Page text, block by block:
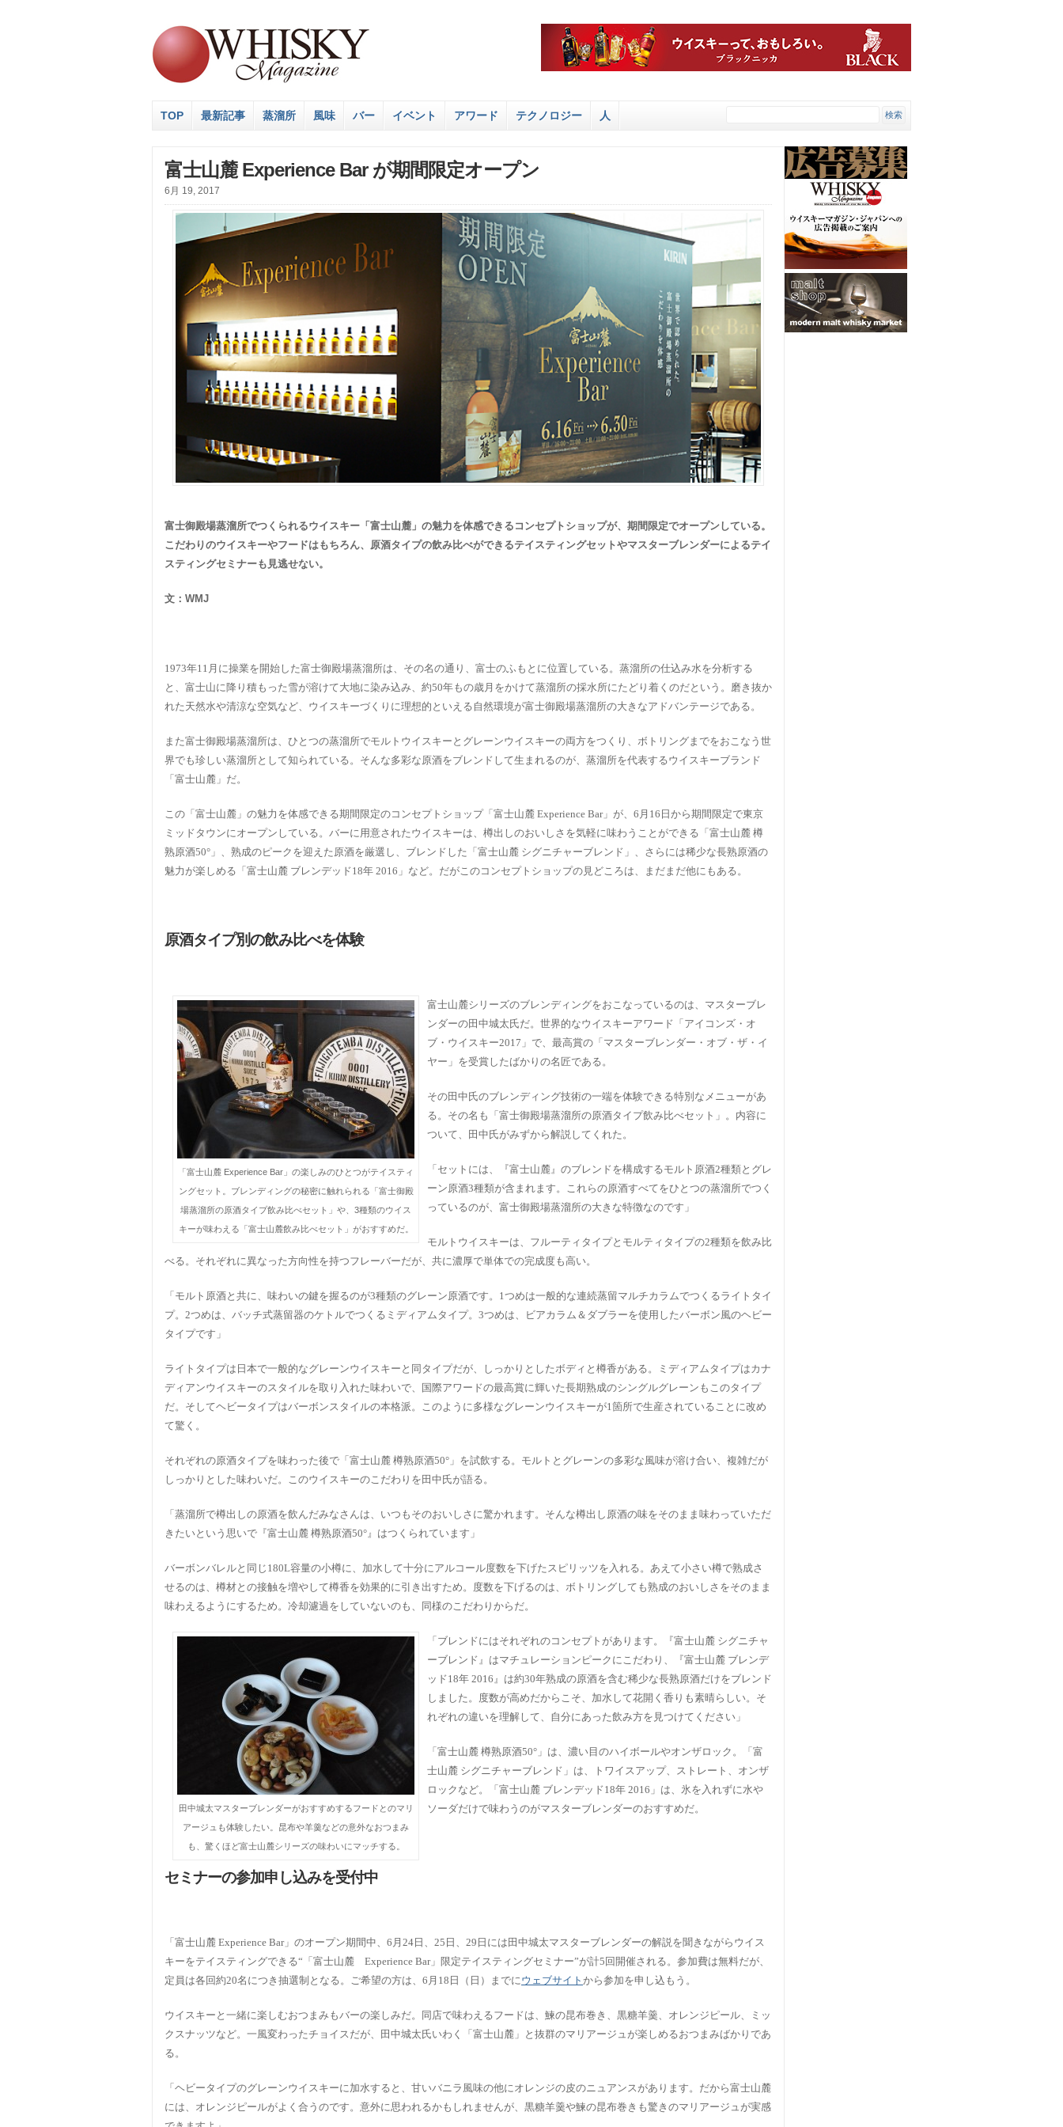
TOP 最新記事 蒸溜所 風味 バー イベント アワード テクノロジー 人
富士山麓 Experience Bar が期間限定オープン
6月 19, 2017
富士御殿場蒸溜所でつくられるウイスキー「富士山麓」の魅力を体感できるコンセプトショップが、期間限定でオープンしている。
こだわりのウイスキーやフードはもちろん、原酒タイプの飲み比べができるテイスティングセットやマスターブレンダーによるテイ
スティングセミナーも見逃せない。
文： WMJ
1973年11月に操業を開始した富士御殿場蒸溜所は、その名の通り、富士のふもとに位置している。蒸溜所の仕込み水を分析する
と、富士山に降り積もった雪が溶けて大地に染み込み、約50年もの歳月をかけて蒸溜所の採水所にたどり着くのだという。磨き抜か
れた天然水や清涼な空気など、ウイスキーづくりに理想的といえる自然環境が富士御殿場蒸溜所の大きなアドバンテージである。
また富士御殿場蒸溜所は、ひとつの蒸溜所でモルトウイスキーとグレーンウイスキーの両方をつくり、ボトリングまでをおこなう世
界でも珍しい蒸溜所として知られている。そんな多彩な原酒をブレンドして生まれるのが、蒸溜所を代表するウイスキーブランド
「富士山麓」だ。
この「富士山麓」の魅力を体感できる期間限定のコンセプトショップ「富士山麓 Experience Bar」が、6月16日から期間限定で東京
ミッドタウンにオープンしている。バーに用意されたウイスキーは、樽出しのおいしさを気軽に味わうことができる「富士山麓 樽
熟原酒50°」、熟成のピークを迎えた原酒を厳選し、ブレンドした「富士山麓 シグニチャーブレンド」、さらには稀少な長熟原酒の
魅力が楽しめる「富士山麓 ブレンデッド18年 2016」など。だがこのコンセプトショップの見どころは、まだまだ他にもある。
原酒タイプ別の飲み比べを体験
「富士山麓 Experience Bar」の楽しみのひとつがテイスティ
ングセット。ブレンディングの秘密に触れられる「富士御殿
場蒸溜所の原酒タイプ飲み比べセット」や、3種類のウイス
キーが味わえる「富士山麓飲み比べセット」がおすすめだ。
富士山麓シリーズのブレンディングをおこなっているのは、マスターブレ
ンダーの田中城太氏だ。世界的なウイスキーアワード「アイコンズ・オ
ブ・ウイスキー2017」で、最高賞の「マスターブレンダー・オブ・ザ・イ
ヤー」を受賞したばかりの名匠である。
その田中氏のブレンディング技術の一端を体験できる特別なメニューがあ
る。その名も「富士御殿場蒸溜所の原酒タイプ飲み比べセット」。内容に
ついて、田中氏がみずから解説してくれた。
「セットには、『富士山麓』のブレンドを構成するモルト原酒2種類とグレ
ーン原酒3種類が含まれます。これらの原酒すべてをひとつの蒸溜所でつく
っているのが、富士御殿場蒸溜所の大きな特徴なのです」
モルトウイスキーは、フルーティタイプとモルティタイプの2種類を飲み比
べる。それぞれに異なった方向性を持つフレーバーだが、共に濃厚で単体での完成度も高い。
「モルト原酒と共に、味わいの鍵を握るのが3種類のグレーン原酒です。1つめは一般的な連続蒸留マルチカラムでつくるライトタイ
プ。2つめは、バッチ式蒸留器のケトルでつくるミディアムタイプ。3つめは、ビアカラム＆ダブラーを使用したバーボン風のヘビー
タイプです」
ライトタイプは日本で一般的なグレーンウイスキーと同タイプだが、しっかりとしたボディと樽香がある。ミディアムタイプはカナ
ディアンウイスキーのスタイルを取り入れた味わいで、国際アワードの最高賞に輝いた長期熟成のシングルグレーンもこのタイプ
だ。そしてヘビータイプはバーボンスタイルの本格派。このように多様なグレーンウイスキーが1箇所で生産されていることに改め
て驚く。
それぞれの原酒タイプを味わった後で「富士山麓 樽熟原酒50°」を試飲する。モルトとグレーンの多彩な風味が溶け合い、複雑だが
しっかりとした味わいだ。このウイスキーのこだわりを田中氏が語る。
「蒸溜所で樽出しの原酒を飲んだみなさんは、いつもそのおいしさに驚かれます。そんな樽出し原酒の味をそのまま味わっていただ
きたいという思いで『富士山麓 樽熟原酒50°』はつくられています」
バーボンバレルと同じ180L容量の小樽に、加水して十分にアルコール度数を下げたスピリッツを入れる。あえて小さい樽で熟成さ
せるのは、樽材との接触を増やして樽香を効果的に引き出すため。度数を下げるのは、ボトリングしても熟成のおいしさをそのまま
味わえるようにするため。冷却濾過をしていないのも、同様のこだわりからだ。
田中城太マスターブレンダーがおすすめするフードとのマリ
アージュも体験したい。昆布や羊羹などの意外なおつまみ
も、驚くほど富士山麓シリーズの味わいにマッチする。
「ブレンドにはそれぞれのコンセプトがあります。『富士山麓 シグニチャ
ーブレンド』はマチュレーションピークにこだわり、『富士山麓 ブレンデ
ッド18年 2016』は約30年熟成の原酒を含む稀少な長熟原酒だけをブレンド
しました。度数が高めだからこそ、加水して花開く香りも素晴らしい。そ
れぞれの違いを理解して、自分にあった飲み方を見つけてください」
「富士山麓 樽熟原酒50°」は、濃い目のハイボールやオンザロック。「富
士山麓 シグニチャーブレンド」は、トワイスアップ、ストレート、オンザ
ロックなど。「富士山麓 ブレンデッド18年 2016」は、氷を入れずに水や
ソーダだけで味わうのがマスターブレンダーのおすすめだ。
セミナーの参加申し込みを受付中
「富士山麓 Experience Bar」のオープン期間中、6月24日、25日、29日には田中城太マスターブレンダーの解説を聞きながらウイス
キーをテイスティングできる“「富士山麓 Experience Bar」限定テイスティングセミナー”が計5回開催される。参加費は無料だが、
定員は各回約20名につき抽選制となる。ご希望の方は、6月18日（日）までに ウェブサイト から参加を申し込もう。
ウイスキーと一緒に楽しむおつまみもバーの楽しみだ。同店で味わえるフードは、鰊の昆布巻き、黒糖羊羹、オレンジピール、ミッ
クスナッツなど。一風変わったチョイスだが、田中城太氏いわく「富士山麓」と抜群のマリアージュが楽しめるおつまみばかりであ
る。
「ヘビータイプのグレーンウイスキーに加水すると、甘いバニラ風味の他にオレンジの皮のニュアンスがあります。だから富士山麓
には、オレンジピールがよく合うのです。意外に思われるかもしれませんが、黒糖羊羹や鰊の昆布巻きも驚きのマリアージュが実感